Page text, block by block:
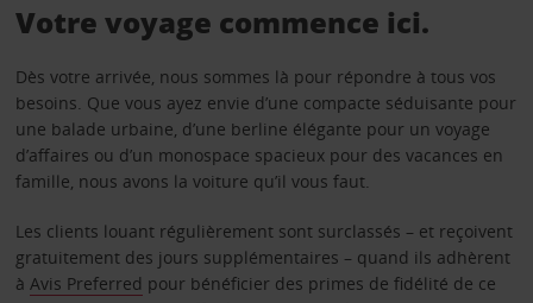
Votre voyage commence ici.
Dès votre arrivée, nous sommes là pour répondre à tous vos
besoins. Que vous ayez envie d’une compacte séduisante pour
une balade urbaine, d’une berline élégante pour un voyage
d’affaires ou d’un monospace spacieux pour des vacances en
famille, nous avons la voiture qu’il vous faut.
Les clients louant régulièrement sont surclassés – et reçoivent
gratuitement des jours supplémentaires – quand ils adhèrent
à Avis Preferred pour bénéficier des primes de fidélité de ce